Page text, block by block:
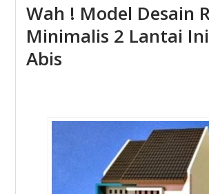
Wah ! Model Desain
Minimalis 2 Lantai
Abis